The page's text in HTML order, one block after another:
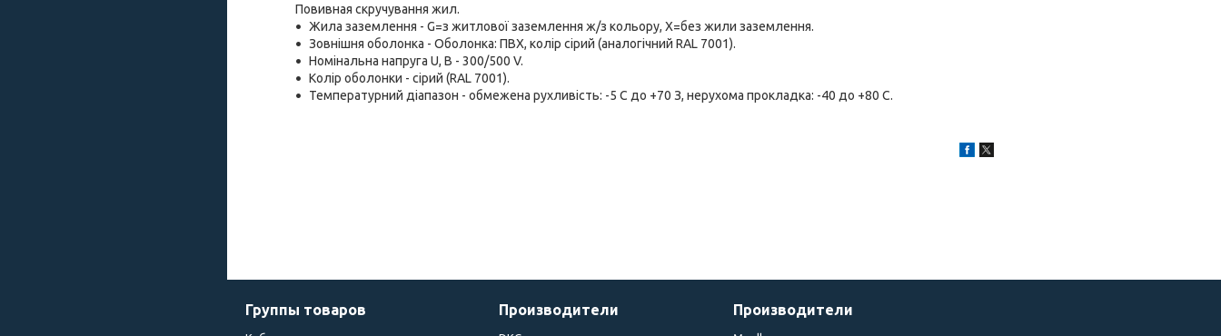
Повивная скручування жил.
Жила заземлення - G=з житлової заземлення ж/з кольору, Х=без жили заземлення.
Зовнішня оболонка - Оболонка: ПВХ, колір сірий (аналогічний RAL 7001).
Номінальна напруга U, В - 300/500 V.
Колір оболонки - сірий (RAL 7001).
Температурний діапазон - обмежена рухливість: -5 С до +70 З, нерухома прокладка: -40 до +80 С.
Группы товаров Производители Производители